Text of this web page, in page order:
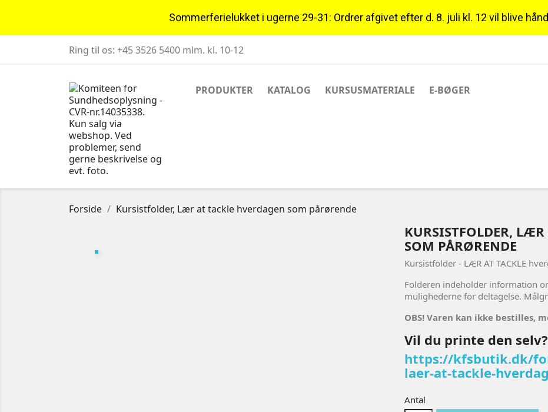
Sommerferielukket i ugerne 29-31: Ordrer afgivet efter d. 8. juli kl. 12 vil blive
Ring til os: +45 3526 5400 mlm. kl. 10-12
PRODUKTER KATALOG KURSUSMATERIALE E-BØGER
Forside Kursistfolder, Lær at tackle hverdagen som pårørende
KURSISTFOLDER, LÆR
SOM PÅRØRENDE
Kursistfolder - LÆR AT TACKLE
Folderen indeholder information
mulighederne for deltagelse.
OBS! Varen kan ikke bestilles,
Vil du printe den selv?
https://kfsbutik.dk/
laer-at-tackle-
Antal